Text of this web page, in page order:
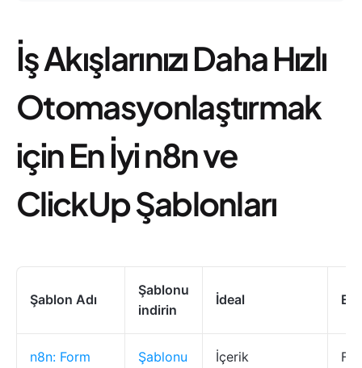
İş Akışlarınızı Daha Hızlı
Otomasyonlaştırmak
için En İyi n8n ve
ClickUp Şablonları
Şablon Adı
Şablonu
indirin
İdeal En
n8n: Form
Şablonu
İçerik